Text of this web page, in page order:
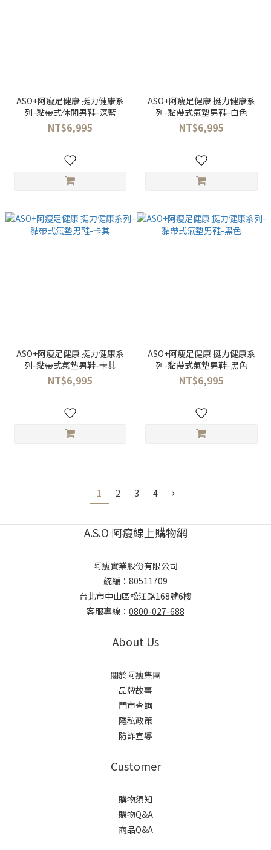
ASO+阿瘦足健康 挺力健康系
列-黏帶式休閒男鞋-深藍
NT$6,995
ASO+阿瘦足健康 挺力健康系
列-黏帶式氣墊男鞋-白色
NT$6,995
ASO+阿瘦足健康 挺力健康系
列-黏帶式氣墊男鞋-卡其
NT$6,995
ASO+阿瘦足健康 挺力健康系
列-黏帶式氣墊男鞋-黑色
NT$6,995
1 2 3 4
A.S.O 阿瘦線上購物網
阿瘦實業股份有限公司
統編：80511709
台北市中山區松江路168號6樓
客服專線： 0800-027-688
About Us
關於阿瘦集團
品牌故事
門市查詢
隱私政策
防詐宣導
Customer
購物須知
購物Q&A
商品Q&A